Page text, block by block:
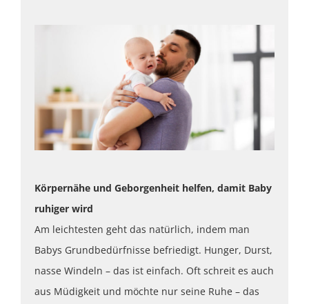
Körpernähe und Geborgenheit helfen, damit Baby
ruhiger wird
Am leichtesten geht das natürlich, indem man
Babys Grundbedürfnisse befriedigt. Hunger, Durst,
nasse Windeln – das ist einfach. Oft schreit es auch
aus Müdigkeit und möchte nur seine Ruhe – das